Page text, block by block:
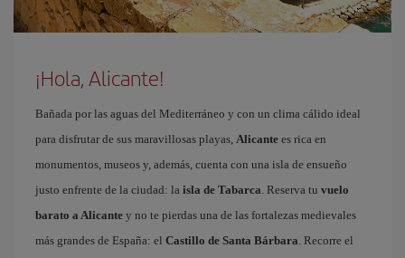
¡Hola, Alicante!
Bañada por las aguas del Mediterráneo y con un clima cálido ideal
para disfrutar de sus maravillosas playas, Alicante es rica en
monumentos, museos y, además, cuenta con una isla de ensueño
justo enfrente de la ciudad: la isla de Tabarca. Reserva tu vuelo
barato a Alicante y no te pierdas una de las fortalezas medievales
más grandes de España: el Castillo de Santa Bárbara. Recorre el